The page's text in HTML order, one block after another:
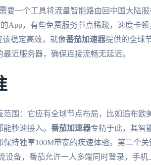
要一个工具将流量智能路由回中国大陆
App，有些免费服务节点稀疏，速度卡顿
稳定高效，就像番茄加速器提供的全球
近服务器，确保连接流畅无延迟。
围：它应有全球节点布局，比如遍布欧
秒速接入。 番茄加速器专精于此，其智
持独享100M带宽的疾速体验。第二个
设备，番茄允许一人多端同时登录，手机